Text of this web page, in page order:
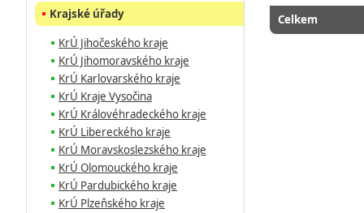
Krajské úřady
KrÚ Jihočeského kraje
KrÚ Jihomoravského kraje
KrÚ Karlovarského kraje
KrÚ Kraje Vysočina
KrÚ Královéhradeckého kraje
KrÚ Libereckého kraje
KrÚ Moravskoslezského kraje
KrÚ Olomouckého kraje
KrÚ Pardubického kraje
KrÚ Plzeňského kraje
Celkem